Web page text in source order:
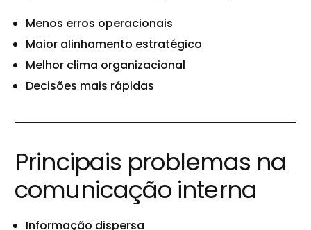
Menos erros operacionais
Maior alinhamento estratégico
Melhor clima organizacional
Decisões mais rápidas
Principais problemas na
comunicação interna
Informação dispersa